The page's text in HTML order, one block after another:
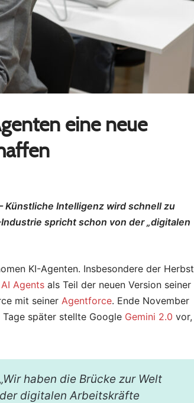
eine neue
Künstliche Intelligenz wird schnell zu
spricht schon von der „digitalen
KI-Agenten. Insbesondere der Herbst
AI Agents als Teil der neuen Version seiner
mit seiner Agentforce. Ende November
Tage später stellte Google Gemini 2.0 vor,
„Wir haben die Brücke zur Welt
der digitalen Arbeitskräfte